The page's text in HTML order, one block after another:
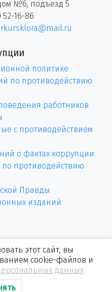
№6, подъезд 5
52-16-86
rkursklora@mail.ru
политике
по противодействию
работников
с противодействием
о фактах коррупции
противодействию
Правды
изданий
этот сайт, вы
cookie-файлов и
данных